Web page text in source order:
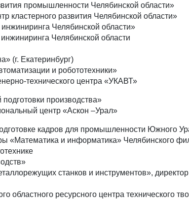
промышленности Челябинской области»
кластерного развития Челябинской области»
Челябинской области»
Челябинской области
(г. Екатеринбург)
и робототехники»
технического центра «УКАВТ»
производства»
центр «Аскон –Урал»
кадров для промышленности Южного
«Математика и информатика» Челябинского
станков и инструментов»,
областного ресурсного центра технического